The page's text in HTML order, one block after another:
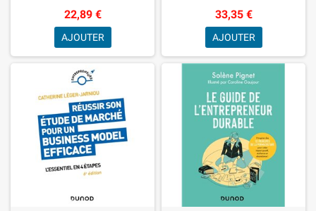
22,89 €
AJOUTER
33,35 €
AJOUTER